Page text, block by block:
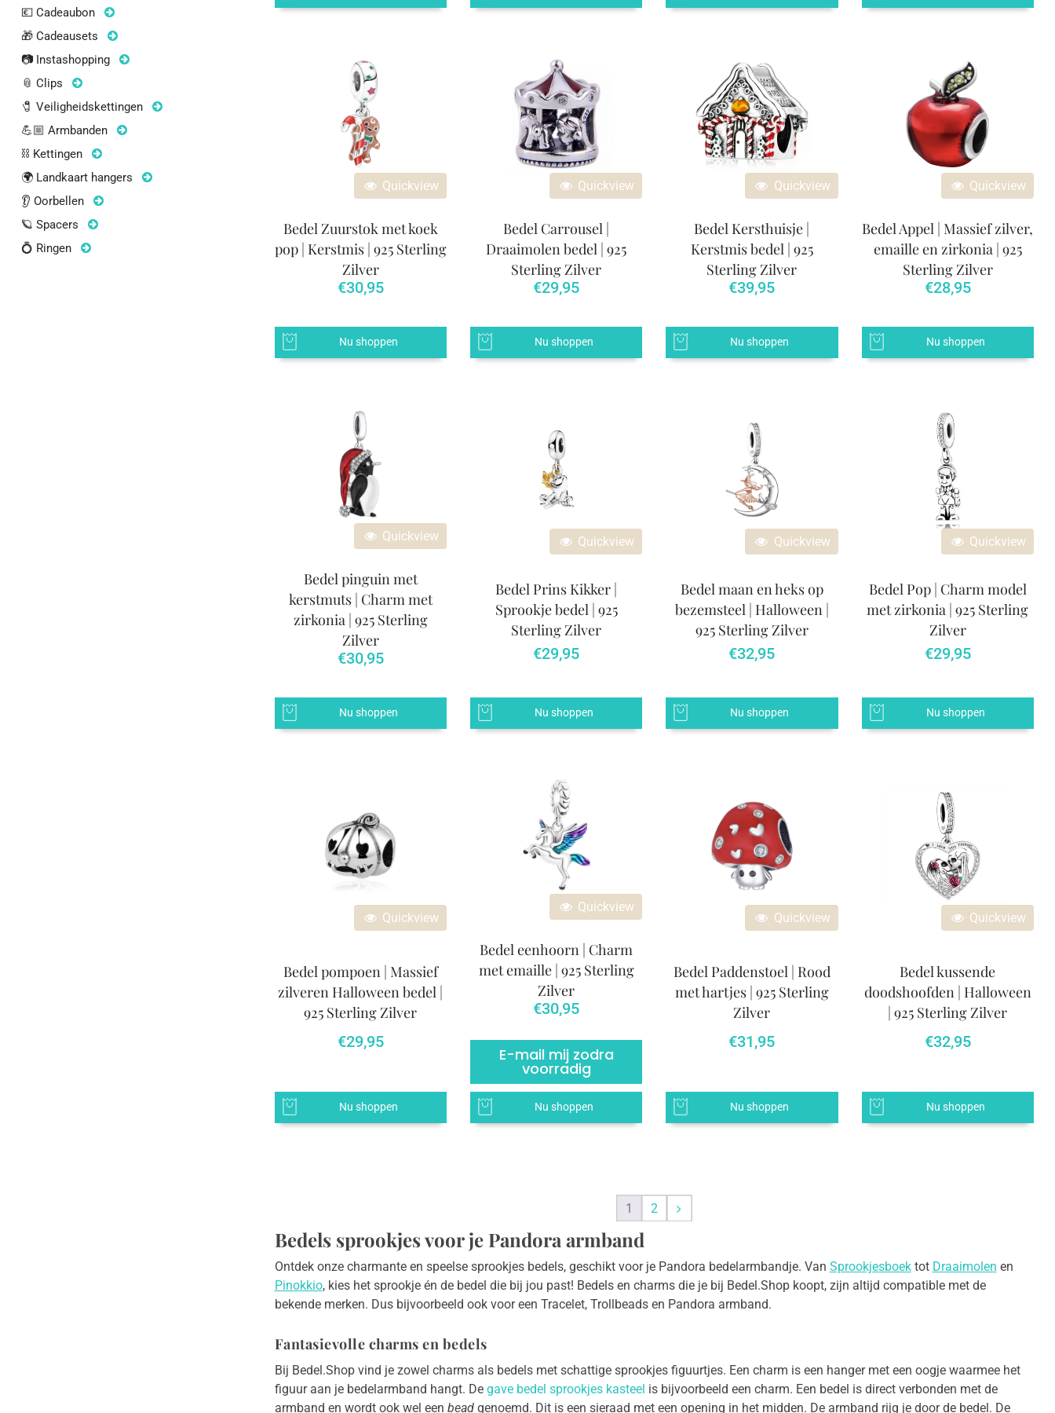
💶 Cadeaubon
🎁 Cadeausets
📷 Instashopping
📎 Clips
🧷 Veiligheidskettingen
💪🏼 Armbanden
⛓ Kettingen
🌍 Landkaart hangers
👂 Oorbellen
🪐 Spacers
💍 Ringen
Quickview
Bedel Zuurstok met koek
pop | Kerstmis | 925 Sterling
Zilver
€30,95
Nu shoppen
Quickview
Bedel Carrousel |
Draaimolen bedel | 925
Sterling Zilver
€29,95
Nu shoppen
Quickview
Bedel Kersthuisje |
Kerstmis bedel | 925
Sterling Zilver
€39,95
Nu shoppen
Quickview
Bedel Appel | Massief zilver,
emaille en zirkonia | 925
Sterling Zilver
€28,95
Nu shoppen
Quickview
Bedel pinguin met
kerstmuts | Charm met
zirkonia | 925 Sterling
Zilver
€30,95
Nu shoppen
Quickview
Bedel Prins Kikker |
Sprookje bedel | 925
Sterling Zilver
€29,95
Nu shoppen
Quickview
Bedel maan en heks op
bezemsteel | Halloween |
925 Sterling Zilver
€32,95
Nu shoppen
Quickview
Bedel Pop | Charm model
met zirkonia | 925 Sterling
Zilver
€29,95
Nu shoppen
Quickview
Bedel pompoen | Massief
zilveren Halloween bedel |
925 Sterling Zilver
€29,95
Nu shoppen
Quickview
Bedel eenhoorn | Charm
met emaille | 925 Sterling
Zilver
€30,95
E-mail mij zodra
voorradig
Nu shoppen
Quickview
Bedel Paddenstoel | Rood
met hartjes | 925 Sterling
Zilver
€31,95
Nu shoppen
Quickview
Bedel kussende
doodshoofden | Halloween
| 925 Sterling Zilver
€32,95
Nu shoppen
1 2
Bedels sprookjes voor je Pandora armband
Ontdek onze charmante en speelse sprookjes bedels, geschikt voor je Pandora bedelarmbandje. Van Sprookjesboektot Draaimolen en
Pinokkio, kies het sprookje én de bedel die bij jou past! Bedels en charms die je bij Bedel.Shop koopt, zijn altijd compatible met de
bekende merken. Dus bijvoorbeeld ook voor een Tracelet, Trollbeads en Pandora armband.
Fantasievolle charms en bedels
Bij Bedel.Shop vind je zowel charms als bedels met schattige sprookjes figuurtjes. Een charm is een hanger met een oogje waarmee het
figuur aan je bedelarmband hangt. De gave bedel sprookjes kasteel is bijvoorbeeld een charm. Een bedel is direct verbonden met de
armband en wordt ook wel een beadgenoemd. Dit is een sieraad met een opening in het midden. De armband rijg je door de bedel. De